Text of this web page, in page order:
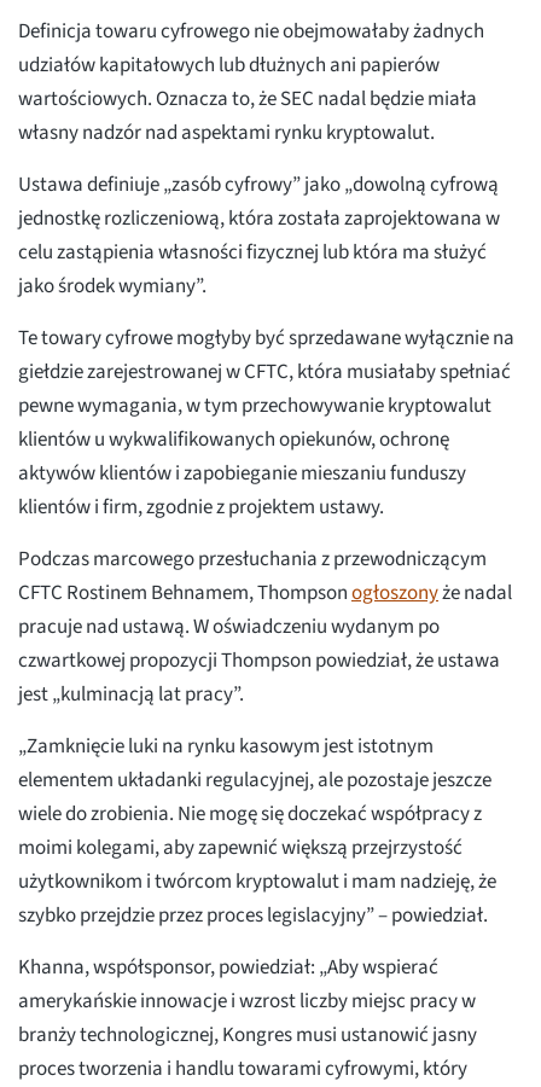
Definicja towaru cyfrowego nie obejmowałaby żadnych
udziałów kapitałowych lub dłużnych ani papierów
wartościowych. Oznacza to, że SEC nadal będzie miała
własny nadzór nad aspektami rynku kryptowalut.
Ustawa definiuje „zasób cyfrowy” jako „dowolną cyfrową
jednostkę rozliczeniową, która została zaprojektowana w
celu zastąpienia własności fizycznej lub która ma służyć
jako środek wymiany”.
Te towary cyfrowe mogłyby być sprzedawane wyłącznie na
giełdzie zarejestrowanej w CFTC, która musiałaby spełniać
pewne wymagania, w tym przechowywanie kryptowalut
klientów u wykwalifikowanych opiekunów, ochronę
aktywów klientów i zapobieganie mieszaniu funduszy
klientów i firm, zgodnie z projektem ustawy.
Podczas marcowego przesłuchania z przewodniczącym
CFTC Rostinem Behnamem, Thompsonogłoszonyże nadal
pracuje nad ustawą. W oświadczeniu wydanym po
czwartkowej propozycji Thompson powiedział, że ustawa
jest „kulminacją lat pracy”.
„Zamknięcie luki na rynku kasowym jest istotnym
elementem układanki regulacyjnej, ale pozostaje jeszcze
wiele do zrobienia. Nie mogę się doczekać współpracy z
moimi kolegami, aby zapewnić większą przejrzystość
użytkownikom i twórcom kryptowalut i mam nadzieję, że
szybko przejdzie przez proces legislacyjny” – powiedział.
Khanna, współsponsor, powiedział: „Aby wspierać
amerykańskie innowacje i wzrost liczby miejsc pracy w
branży technologicznej, Kongres musi ustanowić jasny
proces tworzenia i handlu towarami cyfrowymi, który